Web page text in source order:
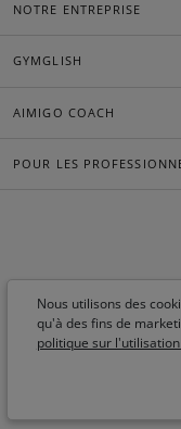
Nous utilisons des
qu'à des fins de
politique sur
NOTRE ENTREPRISE
GYMGLISH
AIMIGO COACH
POUR LES